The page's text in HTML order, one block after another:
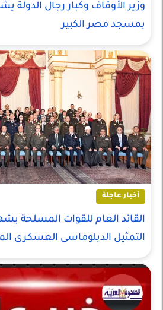
وزير الأوقاف وكبار رجال
بمسجد مصر الكبير
أخبار عاجلة
القائد العام للقوات المسلحة
التمثيل الدبلوماسى العسكرى